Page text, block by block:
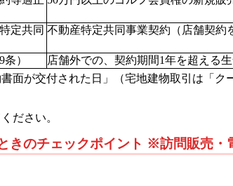
定共同 不動産特定共同事業契約（店舗契約
） 店舗外での、契約期間1年を超える
面が交付された日」（宅地建物取引は「ク
ださい。
きのチェックポイント ※訪問販売・